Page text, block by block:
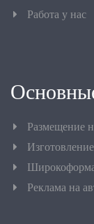
Работа у нас
Размещение
Реклама на